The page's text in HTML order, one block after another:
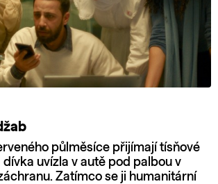
půlměsíce přijímají tísňové
dívka uvízla v autě pod palbou v
Zatímco se ji humanitární